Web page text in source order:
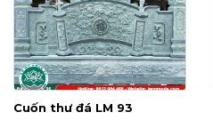
Cuốn thư đá LM 93